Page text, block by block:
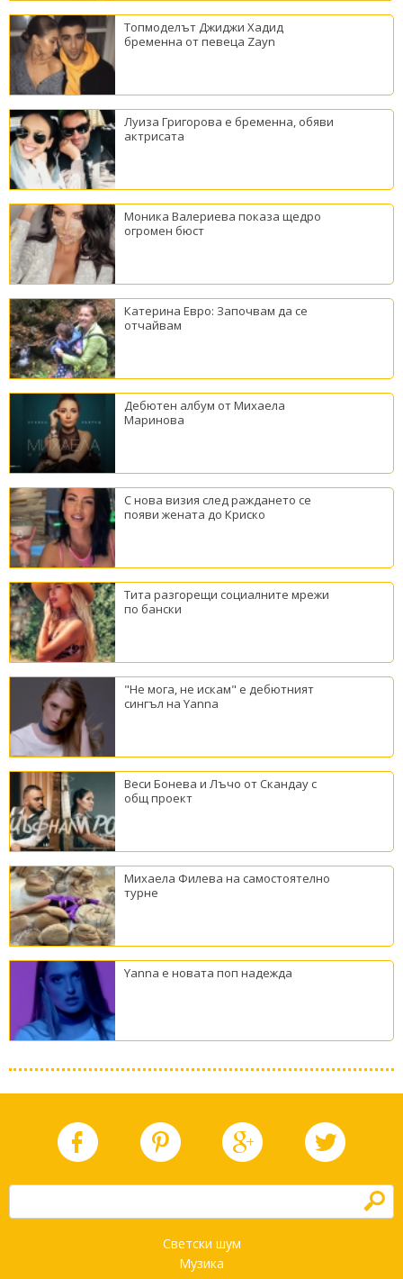
Топмоделът Джиджи Хадид
бременна от певеца Zayn
Луиза Григорова е бременна, обяви
актрисата
Моника Валериева показа щедро
огромен бюст
Катерина Евро: Започвам да се
отчайвам
Дебютен албум от Михаела
Маринова
С нова визия след раждането се
появи жената до Криско
Тита разгорещи социалните мрежи
по бански
"Не мога, не искам" е дебютният
сингъл на Yanna
Веси Бонева и Лъчо от Скандау с
общ проект
Михаела Филева на самостоятелно
турне
Yanna е новата поп надежда
h
Светски шум
Музика